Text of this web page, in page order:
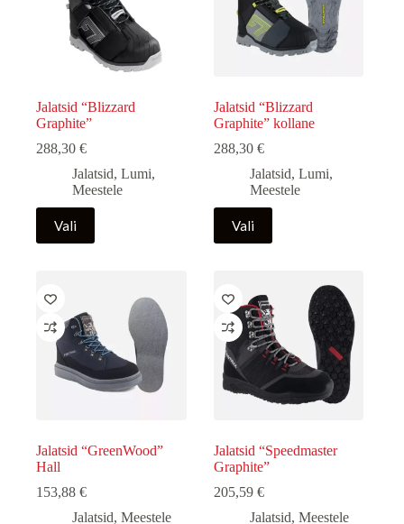
Jalatsid “Blizzard
Graphite”
288,30 €
Jalatsid, Lumi,
Meestele
Vali
Sellel
tootel
on
Valikuid
teha
tootelehel.
Jalatsid “Blizzard
Graphite” kollane
288,30 €
Jalatsid, Lumi,
Meestele
Vali
Sellel
tootel
on
Valikuid
saab
teha
tootelehel.
Jalatsid “GreenWood”
Hall
153,88 €
Jalatsid, Meestele
Jalatsid “Speedmaster
Graphite”
205,59 €
Jalatsid, Meestele